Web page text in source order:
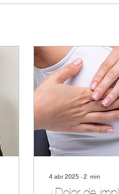
4 abr 2025 ∙ 2 min